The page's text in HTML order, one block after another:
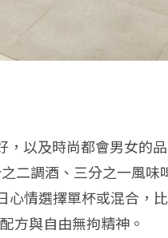
以及時尚都會男女的
二調酒、三分之一風
情選擇單杯或混合，
方與自由無拘精神。